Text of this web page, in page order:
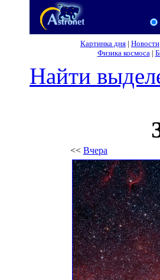
Картинка дня | Новости
Физика космоса|
Найти
<< Вчера